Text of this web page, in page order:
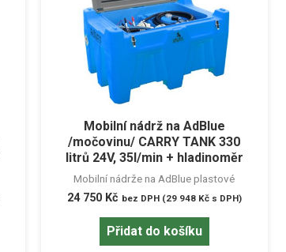
Mobilní nádrž na AdBlue
/močovinu/ CARRY TANK 330
litrů 24V, 35l/min + hladinoměr
Mobilní nádrže na AdBlue plastové
24 750 Kč bez DPH (29 948 Kčs DPH)
Přidat do košíku